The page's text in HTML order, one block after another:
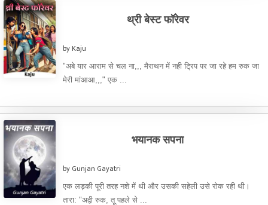
थ्री बेस्ट फॉरेवर
by Kaju
"अबे यार आराम से चल ना,,, मैराथन में नही ट्रिप पर जा रहे हम रुक जा
मेरी मांआआ,,," एक ...
भयानक सपना
by Gunjan Gayatri
एक लड़की पूरी तरह नशे में थी और उसकी सहेली उसे रोक रही थी।
तारा: "अद्वी रुक, तू पहले से ...